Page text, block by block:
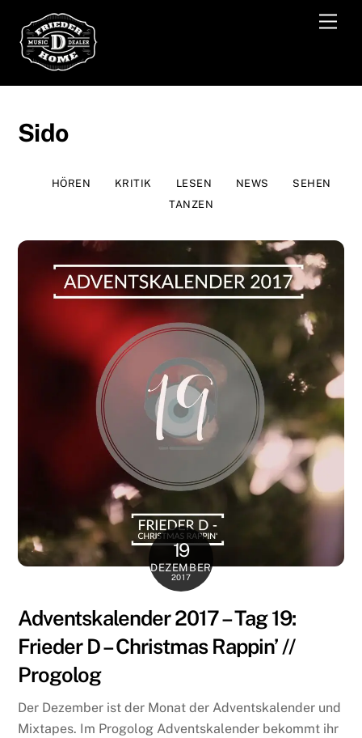
content
Sido
HÖREN KRITIK LESEN NEWS
SEHEN
TANZEN
19
DEZEMBER
2017
Adventskalender 2017 – Tag 19:
Frieder D – Christmas Rappin’ //
Progolog
Der Dezember ist der Monat der Adventskalender und
Mixtapes. Im Progolog Adventskalender bekommt ihr